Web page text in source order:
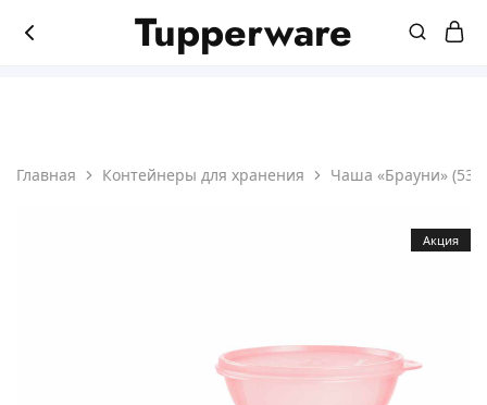
8(831)214-45-65
Tupperware
Главная Контейнеры для хранения Чаша «Брауни»
Акция